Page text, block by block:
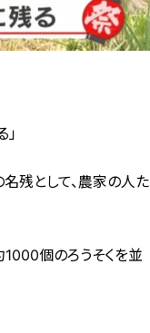
残として、農家の人た
1000個のろうそくを並